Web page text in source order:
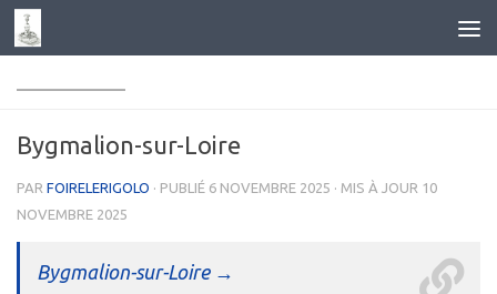
Skip to content
Bygmalion-sur-Loire
PAR FOIRELERIGOLO · PUBLIÉ 6 NOVEMBRE 2025 · MIS À JOUR 10
NOVEMBRE 2025
Bygmalion-sur-Loire →